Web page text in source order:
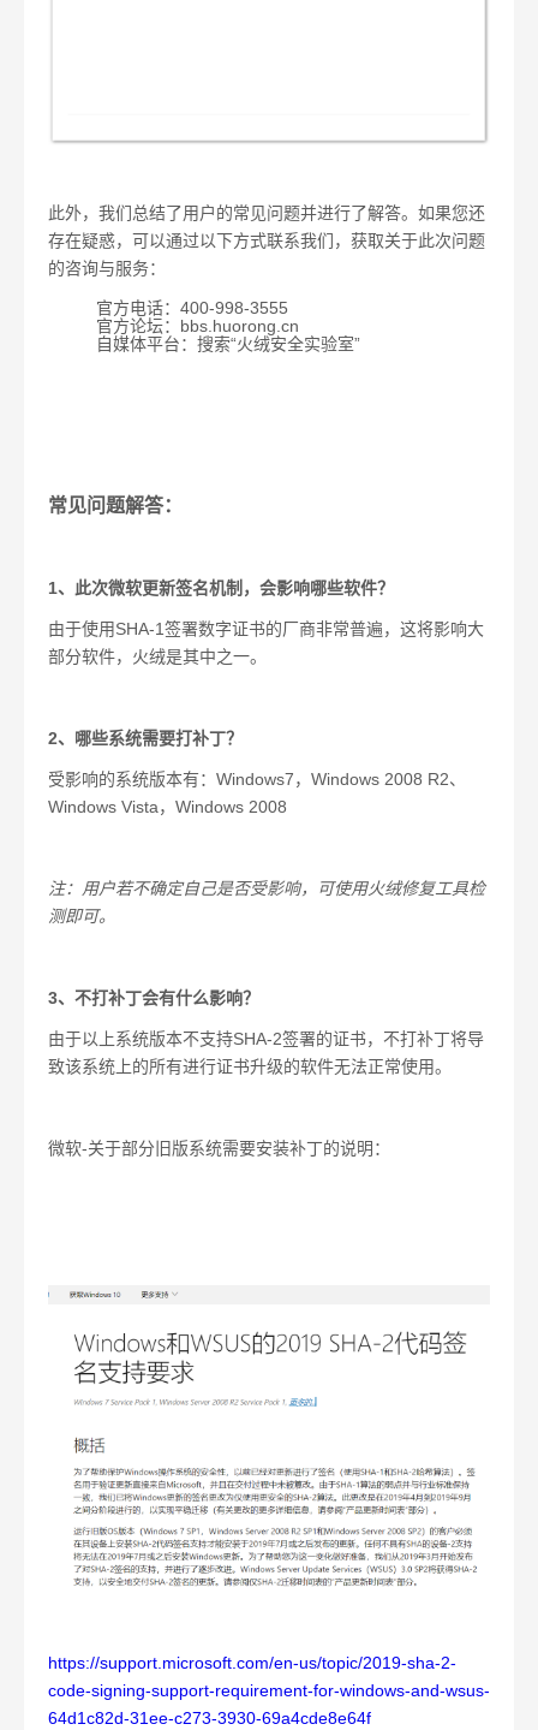
此外，我们总结了用户的常见问题并进行了解答。如果您还
存在疑惑，可以通过以下方式联系我们，获取关于此次问题
的咨询与服务：
官方电话： 400-998-3555
官方论坛： bbs.huorong.cn
自媒体平台：搜索“火绒安全实验室”
常见问题解答：
1、此次微软更新签名机制，会影响哪些软件？
由于使用SHA-1签署数字证书的厂商非常普遍，这将影响大
部分软件，火绒是其中之一。
2、哪些系统需要打补丁？
受影响的系统版本有： Windows7， Windows 2008 R2、
Windows Vista， Windows 2008
注：用户若不确定自己是否受影响，可使用火绒修复工具检
测即可。
3、不打补丁会有什么影响？
由于以上系统版本不支持SHA-2签署的证书，不打补丁将导
致该系统上的所有进行证书升级的软件无法正常使用。
微软-关于部分旧版系统需要安装补丁的说明：
https://support.microsoft.com/en-us/topic/2019-sha-2-
code-signing-support-requirement-for-windows-and-wsus-
64d1c82d-31ee-c273-3930-69a4cde8e64f